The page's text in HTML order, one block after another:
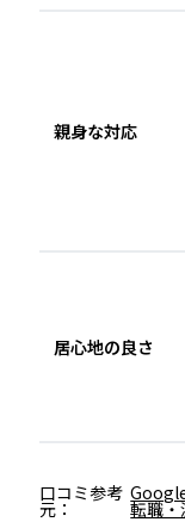
親身な対応
居心地の良さ
口コミ参考
元： 転職